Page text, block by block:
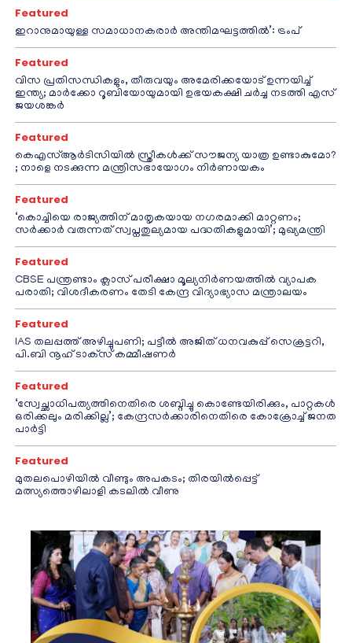
Featured
ഇറാനുമായുള്ള സമാധാനകരാർ അന്തിമഘട്ടത്തിൽ‌’: ട്രംപ്
Featured
വിസ പ്രതിസന്ധികളും, തീരുവയും അമേരിക്കയോട് ഉന്നയിച്ച്
ഇന്ത്യ; മാർക്കോ റൂബിയോയുമായി ഉഭയകക്ഷി ചർച്ച നടത്തി എസ്
ജയശങ്കർ
Featured
കെഎസ്ആർടിസിയിൽ സ്ത്രീകൾക്ക് സൗജന്യ യാത്ര ഉണ്ടാകുമോ?
; നാളെ നടക്കുന്ന മന്ത്രിസഭായോഗം നിർണായകം
Featured
‘കൊച്ചിയെ രാജ്യത്തിന് മാതൃകയായ നഗരമാക്കി മാറ്റണം;
സർക്കാർ വരുന്നത് സ്വപ്നതുല്യമായ പദ്ധതികളുമായി’; മുഖ്യമന്ത്രി
Featured
CBSE പന്ത്രണ്ടാം ക്ലാസ് പരീക്ഷാ മൂല്യനിർണയത്തിൽ വ്യാപക
പരാതി; വിശദീകരണം തേടി കേന്ദ്ര വിദ്യാഭ്യാസ മന്ത്രാലയം
Featured
IAS തലപ്പത്ത് അഴിച്ചുപണി; പട്ടീല്‍ അജിത് ധനവകുപ്പ് സെക്രട്ടറി,
പി.ബി നൂഹ് ടാക്‌സ് കമ്മീഷണര്‍
Featured
‘സ്വേച്ഛാധിപത്യത്തിനെതിരെ ശബ്ദിച്ചു കൊണ്ടേയിരിക്കും, പാറ്റകൾ
ഒരിക്കലും മരിക്കില്ല’; കേന്ദ്രസർക്കാരിനെതിരെ കോക്രോച്ച് ജനത
പാർട്ടി
Featured
മുതലപൊഴിയിൽ വീണ്ടും അപകടം; തിരയിൽപ്പെട്ട്
മത്സ്യത്തൊഴിലാളി കടലിൽ വീണു